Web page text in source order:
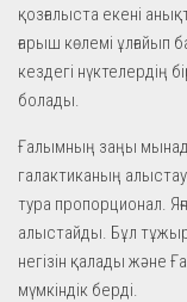
қозғалыста екені
ғарыш көлемі
кездегі нүктелердің
болады.
Ғалымның заңы
галактиканың
тура пропорционал.
алыстайды. Бұл
негізін қалады және
мүмкіндік берді.